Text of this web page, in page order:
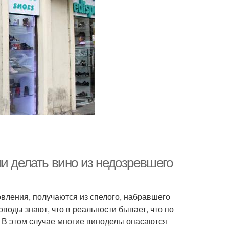
делать вино из недозревшего
получаются из спелого, набравшего
знают, что в реальности бывает, что по
этом случае многие виноделы опасаются